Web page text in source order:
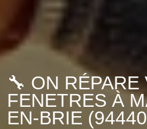
🔧 ON RÉPARE
FENETRES À
EN-BRIE